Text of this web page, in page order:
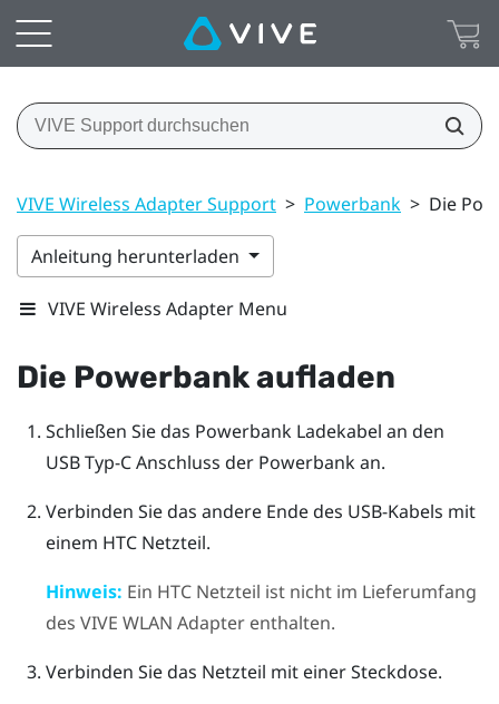
VIVE Wireless Adapter Support > Powerbank > Die
Anleitung herunterladen
VIVE Wireless Adapter Menu
Die Powerbank aufladen
Schließen Sie das Powerbank Ladekabel an den
USB Typ-C Anschluss der Powerbank an.
Verbinden Sie das andere Ende des USB-Kabels mit
einem HTC Netzteil.
Hinweis: Ein HTC Netzteil ist nicht im Lieferumfang
des VIVE WLAN Adapterenthalten.
Verbinden Sie das Netzteil mit einer Steckdose.